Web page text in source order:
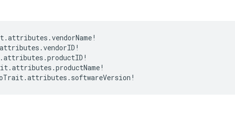
.attributes .vendorName!
attributes .vendorID !
.attributes .productID !
.attributes .productName!
.attributes . softwareVersion !